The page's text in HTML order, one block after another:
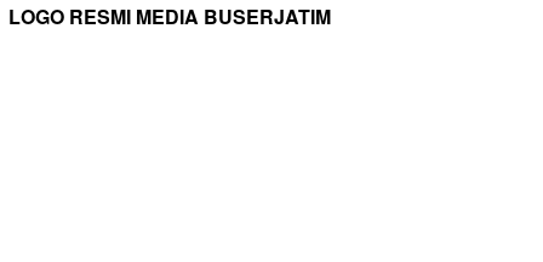
LOGO RESMI MEDIA BUSERJATIM